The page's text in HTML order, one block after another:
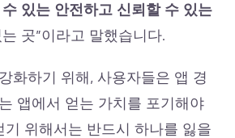
있는 안전하고 신뢰할 수 있는
곳”이라고 말했습니다.
화하기 위해, 사용자들은 앱 경
앱에서 얻는 가치를 포기해야
기 위해서는 반드시 하나를 잃을